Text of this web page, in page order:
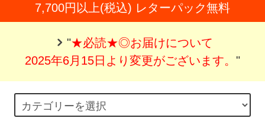
7,700円以上(税込) レターパック無料
"★必読★◎お届けについて
2025年6月15日より変更がございます。 "